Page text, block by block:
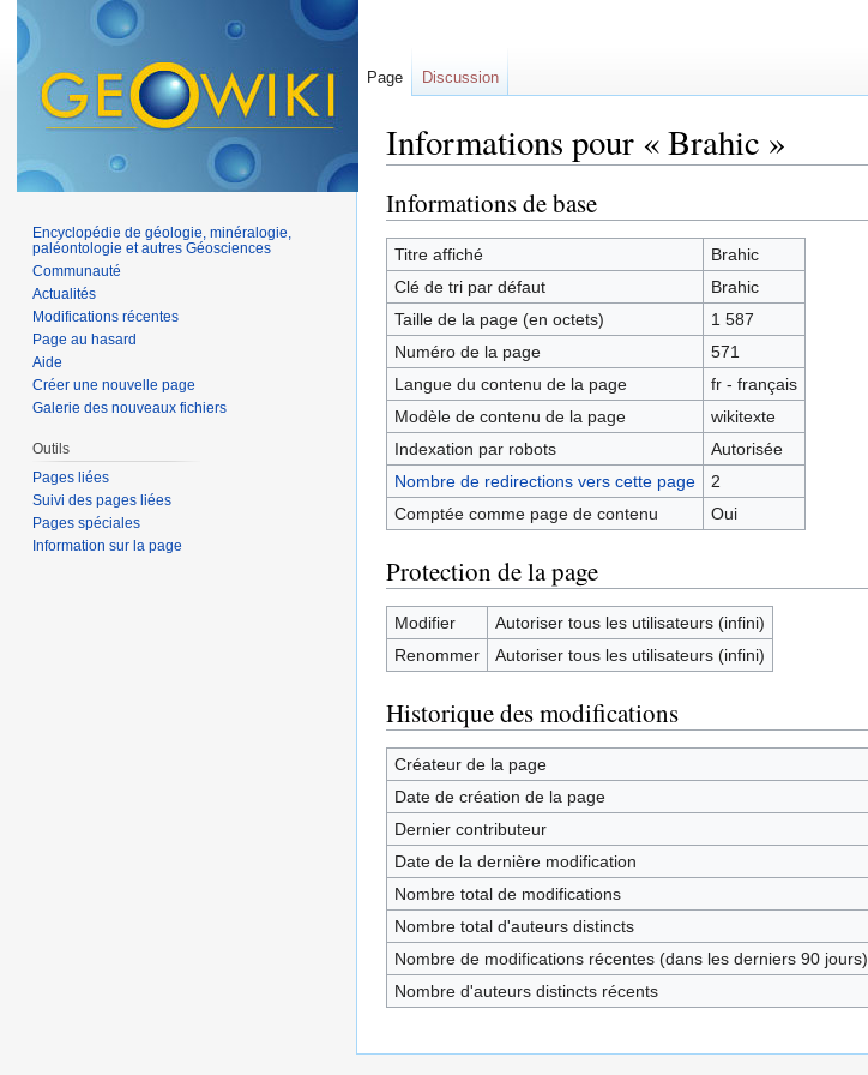
Informations pour « Brahic »
Informations de base
Titre affiché
Brahic
Clé de tri par défaut
Brahic
Taille de la page (en octets)
1 587
Numéro de la page
571
Langue du contenu de la page
fr - français
Modèle de contenu de la page
wikitexte
Indexation par robots
Autorisée
Nombre de redirections vers cette page
2
Comptée comme page de contenu
Oui
Protection de la page
Modifier
Autoriser tous les utilisateurs (infini)
Renommer
Autoriser tous les utilisateurs (infini)
Historique des modifications
Créateur de la page
Date de création de la page
Dernier contributeur
Date de la dernière modification
Nombre total de modifications
Nombre total d'auteurs distincts
Nombre de modifications récentes (dans les derniers 90 jours)
Nombre d'auteurs distincts récents
Page Discussion
Encyclopédie de géologie, minéralogie,
paléontologie et autres Géosciences
Communauté
Actualités
Modifications récentes
Page au hasard
Aide
Créer une nouvelle page
Galerie des nouveaux fichiers
Outils
Pages liées
Suivi des pages liées
Pages spéciales
Information sur la page